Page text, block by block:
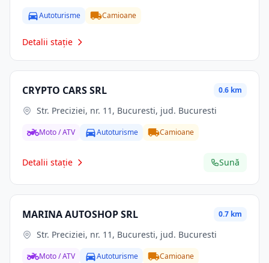
Autoturisme Camioane
Detalii stație
CRYPTO CARS SRL 0.6 km
Str. Preciziei, nr. 11, Bucuresti, jud. Bucuresti
Moto / ATV Autoturisme Camioane
Detalii stație Sună
MARINA AUTOSHOP SRL 0.7 km
Str. Preciziei, nr. 11, Bucuresti, jud. Bucuresti
Moto / ATV Autoturisme Camioane